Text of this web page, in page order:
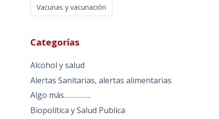
Vacunas y vacunación
Categorías
Alcohol y salud
Alertas Sanitarias, alertas alimentarias
Algo más……………
Biopolítica y Salud Publica